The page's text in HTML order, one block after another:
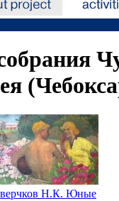
Н.К. Юные